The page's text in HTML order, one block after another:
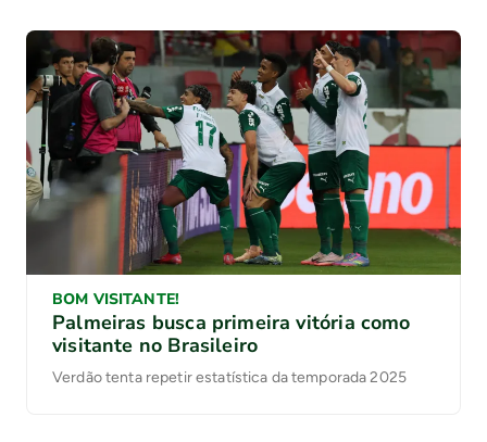
BOM VISITANTE!
Palmeiras busca primeira vitória como
visitante no Brasileiro
Verdão tenta repetir estatística da temporada 2025